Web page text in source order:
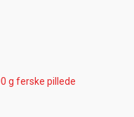
g ferske pillede